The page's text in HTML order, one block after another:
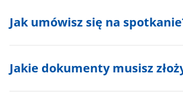
Jak umówisz się na
Jakie dokumenty musisz